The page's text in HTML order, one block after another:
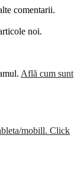
comentarii.
noi.
Află cum sunt
mobill. Click